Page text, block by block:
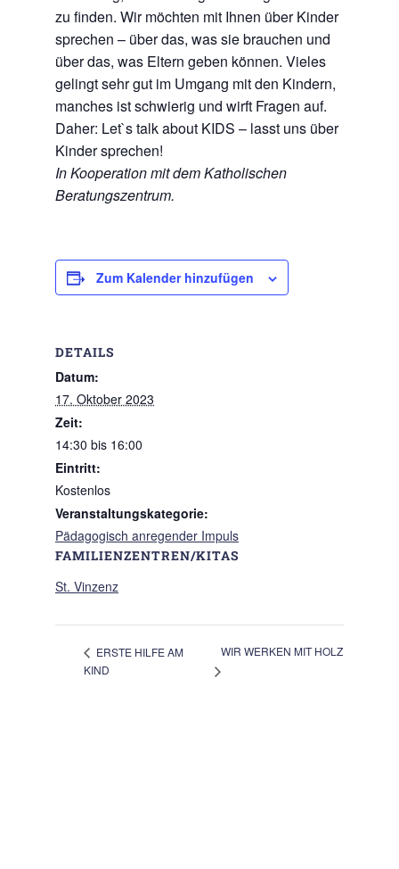
zu finden. Wir möchten mit Ihnen über Kinder
sprechen – über das, was sie brauchen und
über das, was Eltern geben können. Vieles
gelingt sehr gut im Umgang mit den Kindern,
manches ist schwierig und wirft Fragen auf.
Daher: Let`s talk about KIDS – lasst uns über
Kinder sprechen!
In Kooperation mit dem Katholischen
Beratungszentrum.
Zum Kalender hinzufügen
DETAILS
Datum:
17. Oktober 2023
Zeit:
14:30 bis 16:00
Eintritt:
Kostenlos
Veranstaltungskategorie:
Pädagogisch anregender Impuls
FAMILIENZENTREN/KITAS
St. Vinzenz
ERSTE HILFE AM
KIND
WIR WERKEN MIT HOLZ